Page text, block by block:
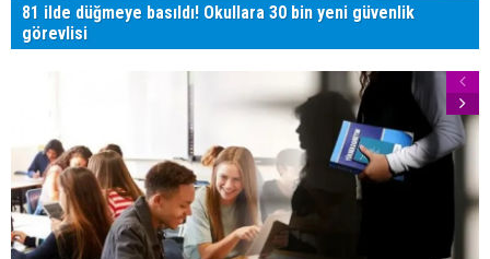
81 ilde düğmeye basıldı! Okullara 30 bin yeni güvenlik
görevlisi